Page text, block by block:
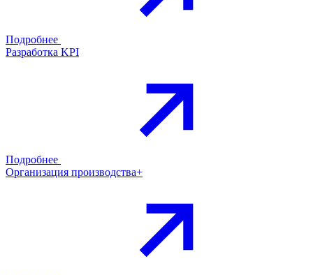
Подробнее
Разработка KPI
Подробнее
Организация производства+